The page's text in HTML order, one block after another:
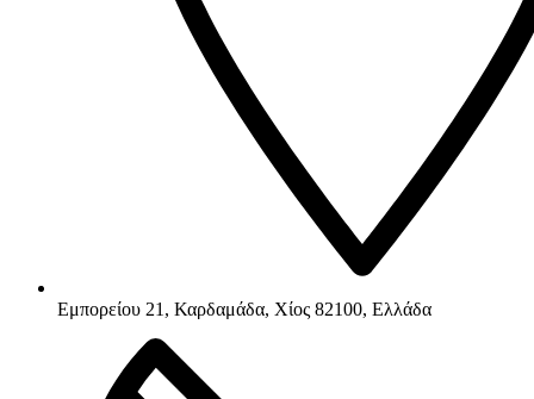
Εμπορείου 21, Καρδαμάδα, Χίος 82100, Ελλάδα